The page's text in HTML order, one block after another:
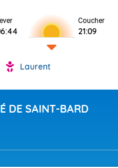
Coucher
21:09
Laurent
DE SAINT-BARD
Voici les
Lyon : 36
30 Nancy :
32 Lille : 27
Flandres.
foyers